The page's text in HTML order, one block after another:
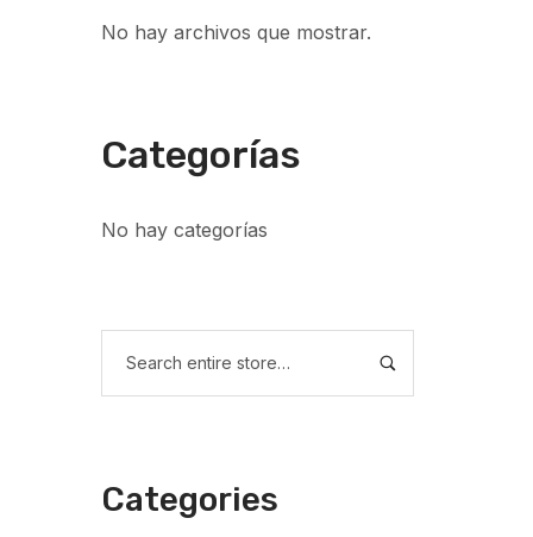
No hay archivos que mostrar.
Categorías
No hay categorías
Categories